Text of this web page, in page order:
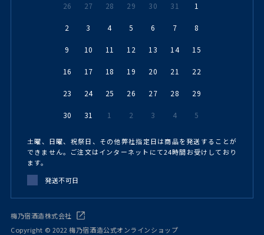
26 27 28 29 30 31 1
2 3 4 5 6 7 8
9 10 11 12 13 14 15
16 17 18 19 20 21 22
23 24 25 26 27 28 29
30 31 1 2 3 4 5
土曜、日曜、祝祭日、その他弊社指定日は商品を発送することが
できません。ご注文はインターネットにて24時間お受けしており
ます。
発送不可日
梅乃宿酒造株式会社
Copyright © 2022 梅乃宿酒造公式オンラインショップ